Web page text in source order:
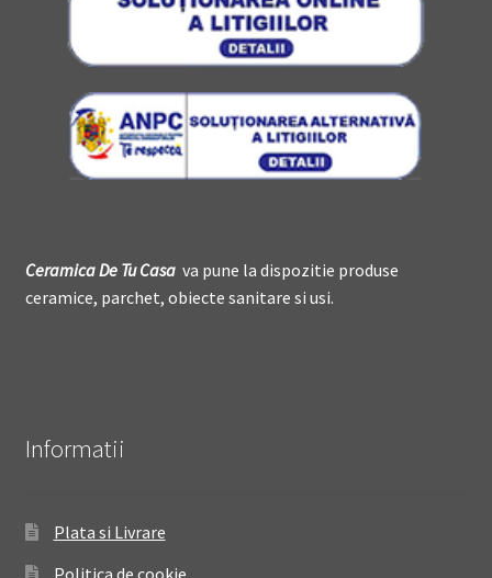
Ceramica DeTu Casava pune la dispozitie produse
ceramice, parchet, obiecte sanitare si usi.
Informatii
Plata si Livrare
Politica de cookie